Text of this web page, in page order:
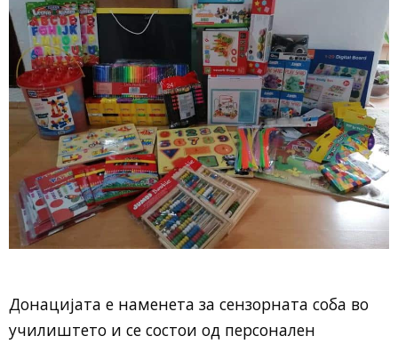
Донацијата е наменета за сензорната соба во
училиштето и се состои од персонален